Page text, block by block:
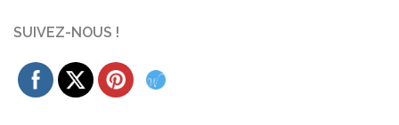
SUIVEZ-NOUS !